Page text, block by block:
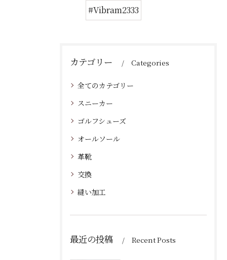
#Vibram2333
カテゴリー Categories
全てのカテゴリー
スニーカー
ゴルフシューズ
オールソール
革靴
交換
縫い加工
最近の投稿 Recent Posts